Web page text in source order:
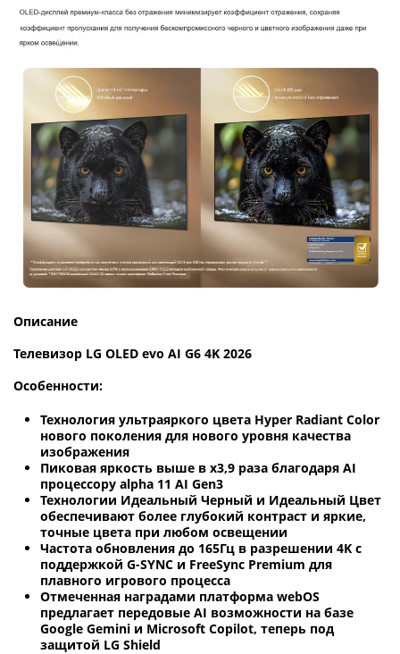
Описание
Телевизор LG OLED evo AI G6 4K 2026
Особенности:
Технология ультраяркого цвета Hyper Radiant Color
нового поколения для нового уровня качества
изображения
Пиковая яркость выше в х3,9 раза благодаря AI
процессору alpha 11 AI Gen3
Технологии Идеальный Черный и Идеальный Цвет
обеспечивают более глубокий контраст и яркие,
точные цвета при любом освещении
Частота обновления до 165Гц в разрешении 4K с
поддержкой G-SYNC и FreeSync Premium для
плавного игрового процесса
Отмеченная наградами платформа webOS
предлагает передовые AI возможности на базе
Google Gemini и Microsoft Copilot, теперь под
защитой LG Shield